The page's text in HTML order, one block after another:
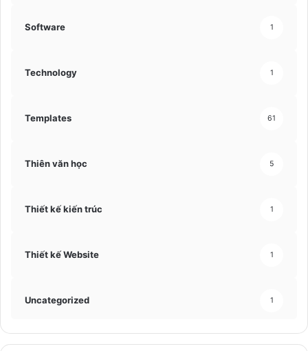
Software 1
Technology 1
Templates 61
Thiên văn học 5
Thiết kế kiến trúc 1
Thiết kế Website 1
Uncategorized 1